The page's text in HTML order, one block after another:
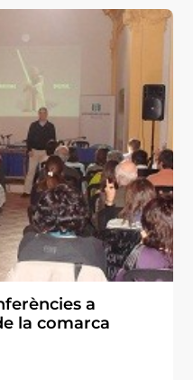
a
la comarca